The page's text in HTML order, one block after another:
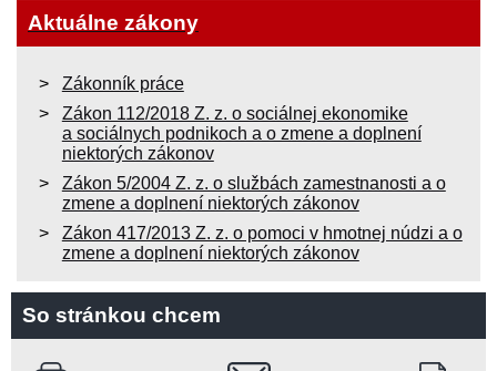
Aktuálne zákony
Zákonník práce
Zákon 112/2018 Z. z. o sociálnej ekonomike
a sociálnych podnikoch a o zmene a doplnení
niektorých zákonov
Zákon 5/2004 Z. z. o službách zamestnanosti a o
zmene a doplnení niektorých zákonov
Zákon 417/2013 Z. z. o pomoci v hmotnej núdzi a o
zmene a doplnení niektorých zákonov
So stránkou chcem